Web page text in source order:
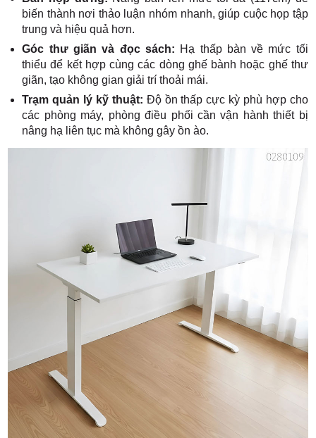
biến thành nơi thảo luận nhóm nhanh, giúp cuộc họp tập
trung và hiệu quả hơn.
Góc thư giãn và đọc sách: Hạ thấp bàn về mức tối
thiểu để kết hợp cùng các dòng ghế bành hoặc ghế thư
giãn, tạo không gian giải trí thoải mái.
Trạm quản lý kỹ thuật: Độ ồn thấp cực kỳ phù hợp cho
các phòng máy, phòng điều phối cần vận hành thiết bị
nâng hạ liên tục mà không gây ồn ào.